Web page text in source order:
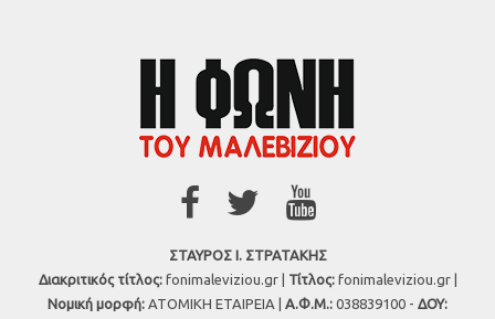
ΣΤΑΥΡΟΣ Ι. ΣΤΡΑΤΑΚΗΣ
Διακριτικός τίτλος:fonimaleviziou.gr | Τίτλος:fonimaleviziou.gr |
Νομική μορφή: ΑΤΟΜΙΚΗ ΕΤΑΙΡΕΙΑ | Α.Φ.Μ.: 038839100 - ΔΟΥ: